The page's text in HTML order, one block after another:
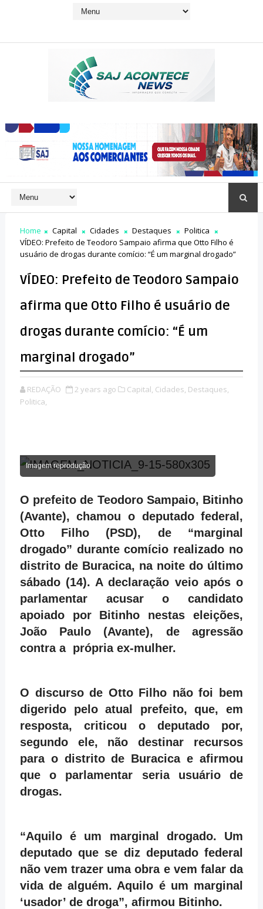
Home Capital Cidades Destaques
Politica
VÍDEO: Prefeito de Teodoro Sampaio afirma que Otto Filho é
usuário de drogas durante comício: “É um marginal drogado”
VÍDEO: Prefeito de Teodoro Sampaio
afirma que Otto Filho é usuário de
drogas durante comício: “É um
marginal drogado”
REDAÇÃO 2 years ago Capital, Cidades, Destaques,
Politica,
Imagem reprodução
O prefeito de Teodoro Sampaio, Bitinho
(Avante), chamou o deputado federal,
Otto Filho (PSD), de “marginal
drogado” durante comício realizado no
distrito de Buracica, na noite do último
sábado (14). A declaração veio após o
parlamentar acusar o candidato
apoiado por Bitinho nestas eleições,
João Paulo (Avante), de agressão
contra a própria ex-mulher.
O discurso de Otto Filho não foi bem
digerido pelo atual prefeito, que, em
resposta, criticou o deputado por,
segundo ele, não destinar recursos
para o distrito de Buracica e afirmou
que o parlamentar seria usuário de
drogas.
“Aquilo é um marginal drogado. Um
deputado que se diz deputado federal
não vem trazer uma obra e vem falar da
vida de alguém. Aquilo é um marginal
‘usador’ de droga”, afirmou Bitinho.